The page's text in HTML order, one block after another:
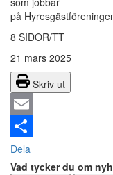
på
8 SIDOR/TT
21 mars 2025
Skriv ut
Email
Dela
Vad tycker du om